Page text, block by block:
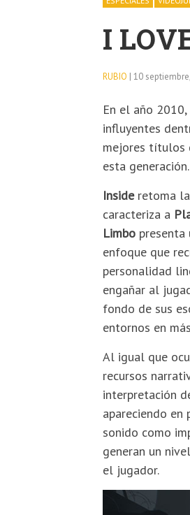
I
RUBIO | 10
En el año
influyentes
mejores títulos
esta generación.
Insideretoma la
caracteriza a
Limbo
enfoque que
personalidad
engañar al
fondo de sus
entornos en
Al igual que
recursos
interpretación
apareciendo
sonido como
generan un
el jugador.